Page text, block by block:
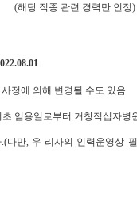
(해당 직종 관련 경력만 인정)
정에 의해 변경될 수도 있음
임용일로부터 거창적십자병
다만, 우 리사의 인력운영상